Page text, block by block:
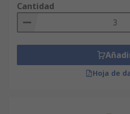
Cantidad
Hoja de